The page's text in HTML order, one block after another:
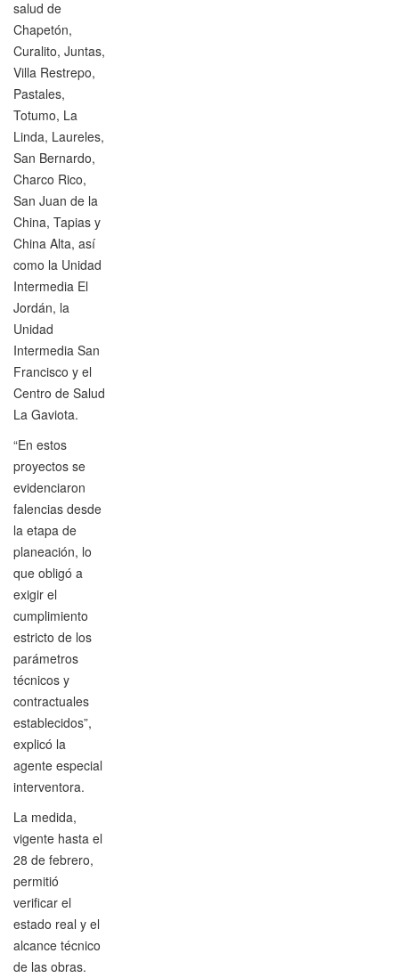
salud de
Chapetón,
Curalito, Juntas,
Villa Restrepo,
Pastales,
Totumo, La
Linda, Laureles,
San Bernardo,
Charco Rico,
San Juan de la
China, Tapias y
China Alta, así
como la Unidad
Intermedia El
Jordán, la
Unidad
Intermedia San
Francisco y el
Centro de Salud
La Gaviota.
“En estos
proyectos se
evidenciaron
falencias desde
la etapa de
planeación, lo
que obligó a
exigir el
cumplimiento
estricto de los
parámetros
técnicos y
contractuales
establecidos”,
explicó la
agente especial
interventora.
La medida,
vigente hasta el
28 de febrero,
permitió
verificar el
estado real y el
alcance técnico
de las obras.